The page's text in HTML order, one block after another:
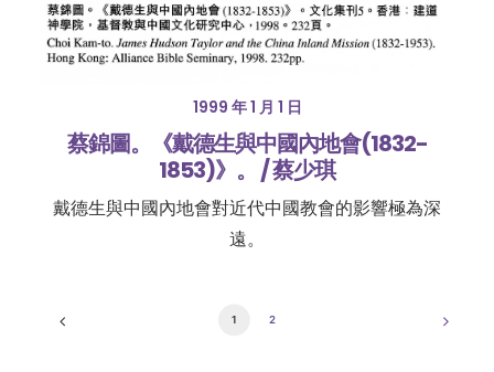
1999 年 1 月 1 日
蔡錦圖。《戴德生與中國內地會(1832-
1853)》。 / 蔡少琪
戴德生與中國內地會對近代中國教會的影響極為深
遠。
1 2